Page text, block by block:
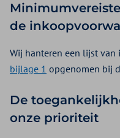
de
Wij hanteren een lijst van
bijlage 1 opgenomen bij
De
onze prioriteit